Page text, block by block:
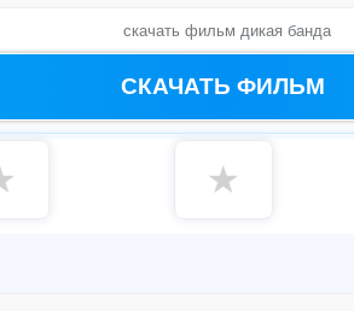
скачать фильм дикая банда
СКАЧАТЬ ФИЛЬМ
★